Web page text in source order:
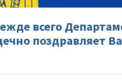
всего
поздравляет